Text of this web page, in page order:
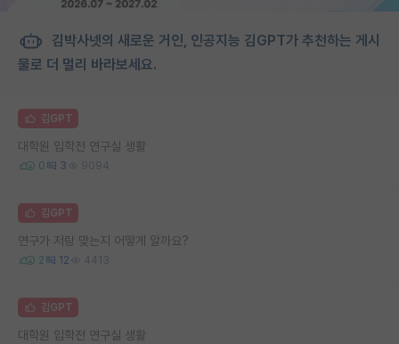
김박사넷의 새로운 거인, 인공지능 김GPT가 추천하는 게시
물로 더 멀리 바라보세요.
김GPT
대학원 입학전 연구실 생활
0 3 9094
김GPT
연구가 저랑 맞는지 어떻게 알까요?
2 12 4413
김GPT
대학원 입학전 연구실 생활